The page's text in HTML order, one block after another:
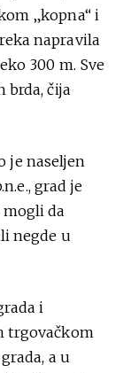
„kopna“ i
napravila
300 m. Sve
brda, čija
je naseljen
grad je
mogli da
negde u
i
trgovačkom
a u